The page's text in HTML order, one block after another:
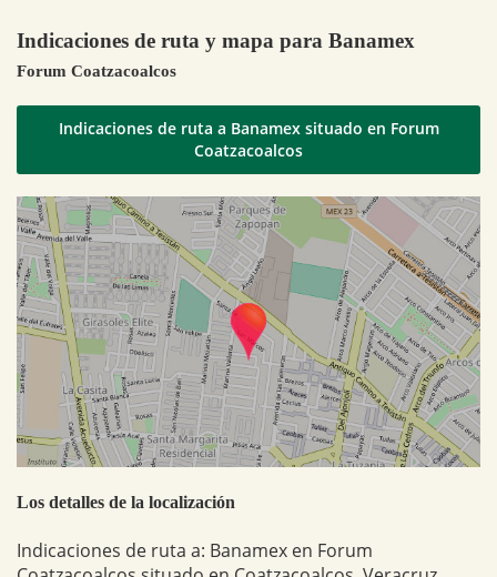
Indicaciones de ruta y mapa para Banamex
Forum Coatzacoalcos
Indicaciones de ruta a Banamex situado en Forum
Coatzacoalcos
Los detalles de la localización
Indicaciones de ruta a: Banamex en Forum